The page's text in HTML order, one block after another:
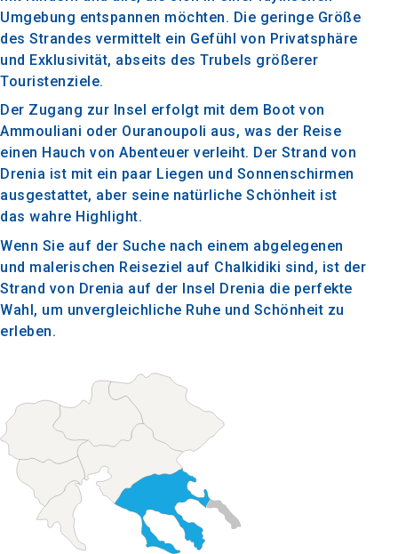
Umgebung entspannen möchten. Die geringe Größe
des Strandes vermittelt ein Gefühl von Privatsphäre
und Exklusivität, abseits des Trubels größerer
Touristenziele.
Der Zugang zur Insel erfolgt mit dem Boot von
Ammouliani oder Ouranoupoli aus, was der Reise
einen Hauch von Abenteuer verleiht. Der Strand von
Drenia ist mit ein paar Liegen und Sonnenschirmen
ausgestattet, aber seine natürliche Schönheit ist
das wahre Highlight.
Wenn Sie auf der Suche nach einem abgelegenen
und malerischen Reiseziel auf Chalkidiki sind, ist der
Strand von Drenia auf der Insel Drenia die perfekte
Wahl, um unvergleichliche Ruhe und Schönheit zu
erleben.